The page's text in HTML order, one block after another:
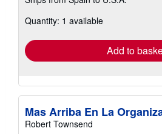
shipping
Quantity: 1 available
Add to
Mas Arriba En La
Robert Townsend